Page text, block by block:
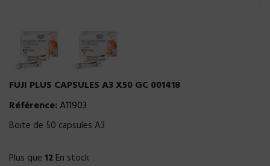
FUJI PLUS CAPSULES A3 X50 GC 001418
Référence:A11903
Boite de 50 capsules A3
Plus que 12 En stock